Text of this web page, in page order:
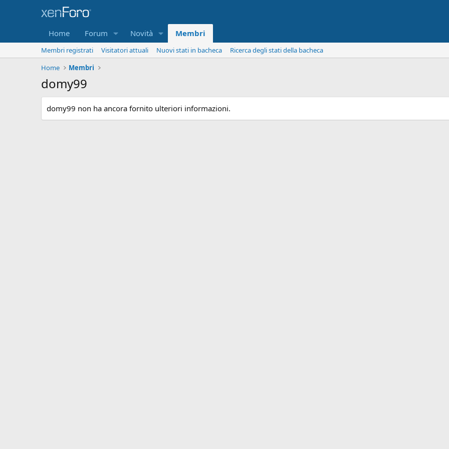
Home Forum Novità Membri
Membri registrati Visitatori attuali Nuovi stati in bacheca
Ricerca degli stati della bacheca
Home
Membri
domy99
domy99 non ha ancora fornito ulteriori informazioni.